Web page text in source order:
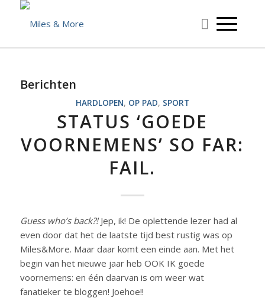
Berichten
HARDLOPEN, OP PAD, SPORT
STATUS ‘GOEDE
VOORNEMENS’ SO FAR:
FAIL.
Guess who’s back?!Jep, ik! De oplettende lezer had al
even door dat het de laatste tijd best rustig was op
Miles&More. Maar daar komt een einde aan. Met het
begin van het nieuwe jaar heb OOK IK goede
voornemens: en één daarvan is om weer wat
fanatieker te bloggen! Joehoe!!